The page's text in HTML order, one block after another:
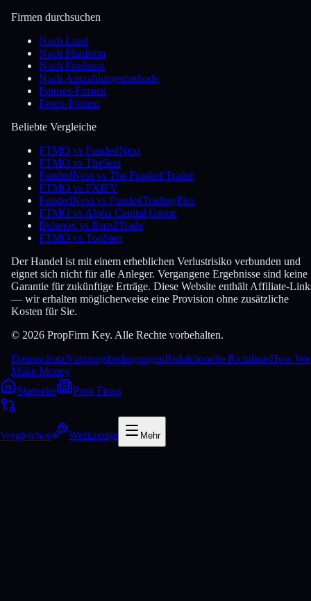
Firmen durchsuchen
Nach Land
Nach Plattform
Nach Funktion
Nach Auszahlungsmethode
Futures-Firmen
Forex-Firmen
Beliebte Vergleiche
FTMO vs FundedNext
FTMO vs The5ers
FundedNext vs The Funded Trader
FTMO vs FXIFY
FundedNext vs FundedTradingPlus
FTMO vs Alpha Capital Group
Bulenox vs Earn2Trade
FTMO vs TopStep
Der Handel ist mit einem erheblichen Verlustrisiko verbunden und
eignet sich nicht für alle Anleger. Vergangene Ergebnisse sind keine
Garantie für zukünftige Erträge. Diese Website enthält Affiliate-
— wir erhalten möglicherweise eine Provision ohne zusätzliche
Kosten für Sie.
© 2026 PropFirm Key. Alle Rechte vorbehalten.
DatenschutzNutzungsbedingungenRedaktionelle RichtlinieHow We
Make Money
Startseite
Prop Firms
Vergleichen Werkzeuge Mehr